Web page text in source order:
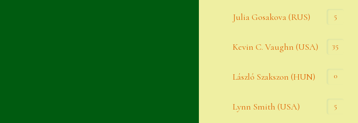
Julia Gosakova (RUS) 5
Kevin C. Vaughn (USA) 35
László Szakszon (HUN) 0
Lynn Smith (USA) 5